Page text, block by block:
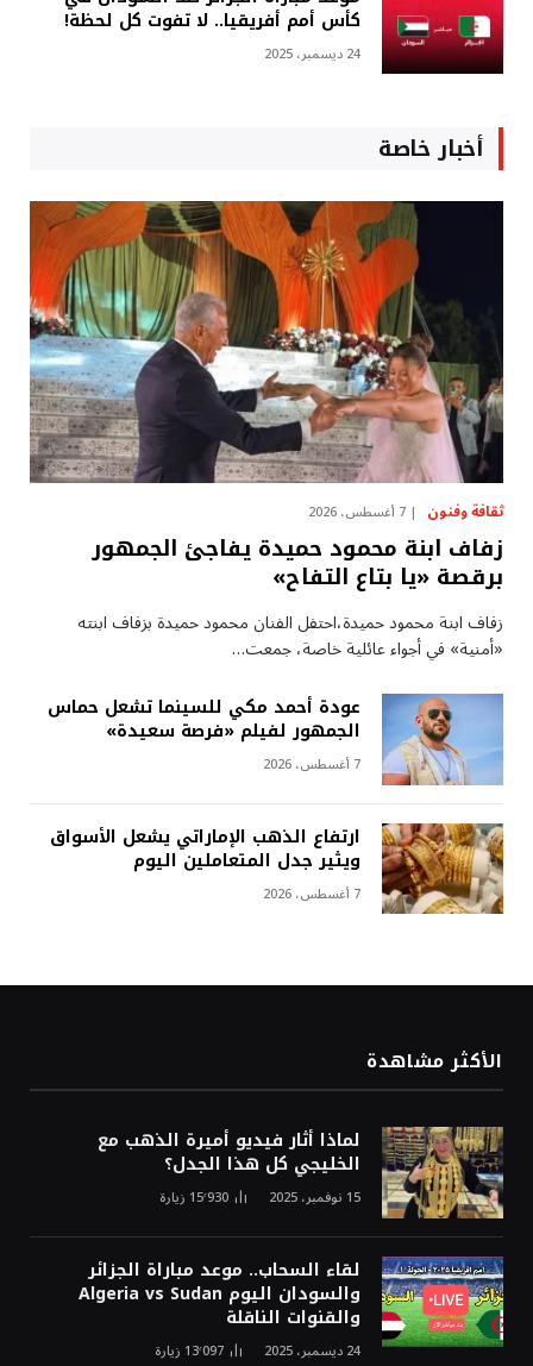
كأس أمم أفريقيا.. لا تفوت كل لحظة!
24 ديسمبر، 2025
أخبار خاصة
ثقافة وفنون 7 أغسطس، 2026
زفاف ابنة محمود حميدة يفاجئ الجمهور
برقصة «يا بتاع التفاح»
زفاف ابنة محمود حميدة،احتفل الفنان محمود حميدة بزفاف ابنته
«أمنية» في أجواء عائلية خاصة، جمعت…
عودة أحمد مكي للسينما تشعل حماس
الجمهور لفيلم «فرصة سعيدة»
7 أغسطس، 2026
ارتفاع الذهب الإماراتي يشعل الأسواق
ويثير جدل المتعاملين اليوم
7 أغسطس، 2026
الأكثر مشاهدة
لماذا أثار فيديو أميرة الذهب مع
الخليجي كل هذا الجدل؟
15 نوفمبر، 2025 15٬930 زيارة
لقاء السحاب.. موعد مباراة الجزائر
والسودان اليوم Algeria vs Sudan
والقنوات الناقلة
24 ديسمبر، 2025 13٬097 زيارة